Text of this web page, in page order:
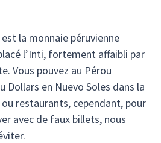
la monnaie péruvienne
l’Inti, fortement affaibli par
Vous pouvez au Pérou
Dollars en Nuevo Soles dans la
restaurants, cependant, pour
avec de faux billets, nous